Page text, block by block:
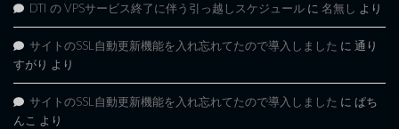
DTI の VPSサービス終了に伴う引っ越しスケジュール に 名無し より
サイトのSSL自動更新機能を入れ忘れてたので導入しました に 通り
すがり より
サイトのSSL自動更新機能を入れ忘れてたので導入しました に ぱち
んこ より